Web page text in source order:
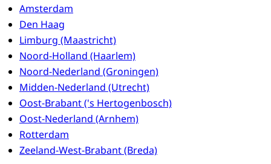
Amsterdam
Den Haag
Limburg (Maastricht)
Noord-Holland (Haarlem)
Noord-Nederland (Groningen)
Midden-Nederland (Utrecht)
Oost-Brabant ('s Hertogenbosch)
Oost-Nederland (Arnhem)
Rotterdam
Zeeland-West-Brabant (Breda)